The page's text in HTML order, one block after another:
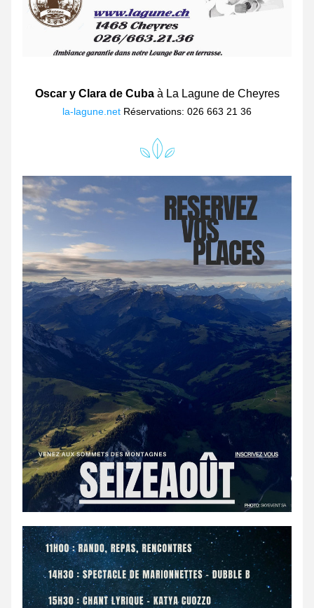
Oscar y Clara de Cuba à La Lagune de Cheyres
la-lagune.net Réservations: 026 663 21 36